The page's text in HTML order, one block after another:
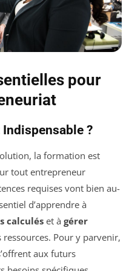
pour
?
la formation est
tout entrepreneur
requises vont bien au-
d’apprendre à
calculéset à gérer
ressources. Pour y parvenir,
aux futurs